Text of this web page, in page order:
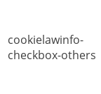
cookielawinfo-
checkbox-others